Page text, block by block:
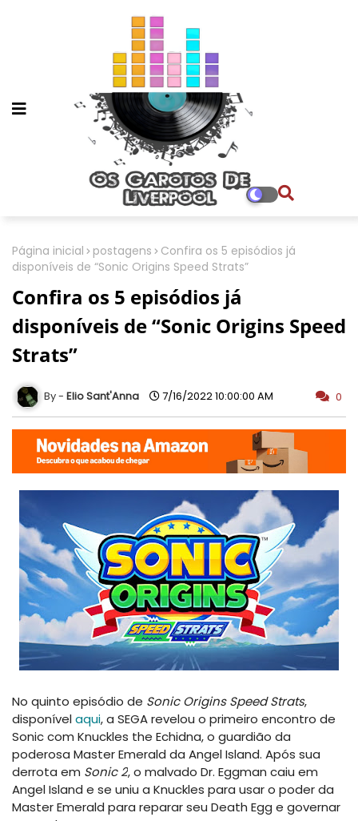
Página inicial postagens
Confira os 5 episódios já
disponíveis de “Sonic Origins Speed Strats”
Confira os 5 episódios já
disponíveis de “Sonic Origins Speed
Strats”
Elio Sant'Anna 7/16/2022 10:00:00 AM 0
No quinto episódio de Sonic Origins Speed ​​Strats,
disponívelaqui, a SEGA revelou o primeiro encontro de
Sonic com Knuckles the Echidna, o guardião da
poderosa Master Emerald da Angel Island. Após sua
derrota em Sonic 2, o malvado Dr. Eggman caiu em
Angel Island e se uniu a Knuckles para usar o poder da
Master Emerald para reparar seu Death Egg e governar